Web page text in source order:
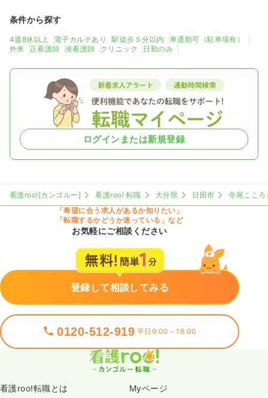
条件から探す
4週8休以上 電子カルテあり 駅徒歩５分以内
車通勤可（駐車場有）
外来
正看護師 准看護師 クリニック 日勤のみ
ログインまたは新規登録
看護roo![カンゴルー] 看護roo! 転職 大分県 日田市
寺尾ここ
「希望に合う求人があるか知りたい」
「転職するかどうか迷っている」など
お気軽にご相談ください
登録して相談してみる
0120-512-919 平日9:00～18:00
看護roo!転職とは Myページ